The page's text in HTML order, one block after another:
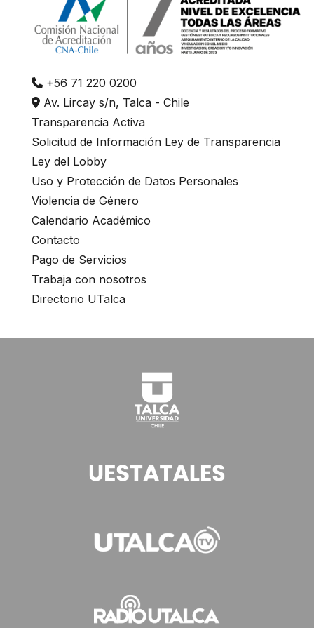
+56 71 220 0200
Av. Lircay s/n, Talca - Chile
Transparencia Activa
Solicitud de Información Ley de Transparencia
Ley del Lobby
Uso y Protección de Datos Personales
Violencia de Género
Calendario Académico
Contacto
Pago de Servicios
Trabaja con nosotros
Directorio UTalca